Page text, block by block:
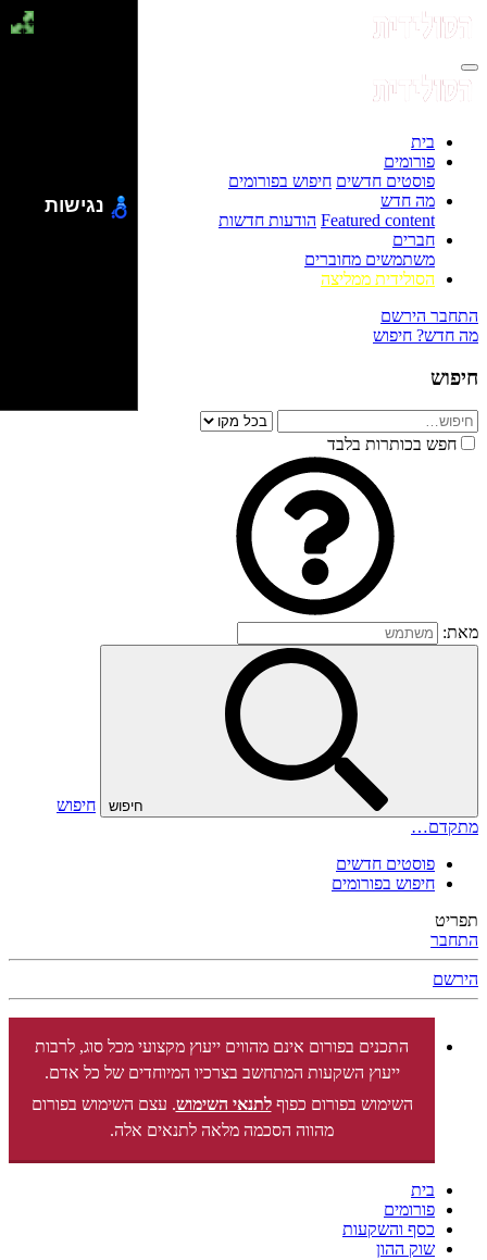
בית
פורומים
פוסטים חדשים חיפוש בפורומים
מה חדש
Featured content הודעות חדשות
חברים
משתמשים מחוברים
הסולידית ממליצה
התחבר הירשם
מה חדש? חיפוש
חיפוש
חפש בכותרות בלבד
מאת:
חיפוש
חיפוש
מתקדם…
פוסטים חדשים
חיפוש בפורומים
תפריט
התחבר
הירשם
התכנים בפורום אינם מהווים ייעוץ מקצועי מכל סוג, לרבות
ייעוץ השקעות המתחשב בצרכיו המיוחדים של כל אדם.
השימוש בפורום כפוףלתנאי השימוש. עצם השימוש בפורום
מהווה הסכמה מלאה לתנאים אלה.
בית
פורומים
כסף והשקעות
שוק ההון
נגישות